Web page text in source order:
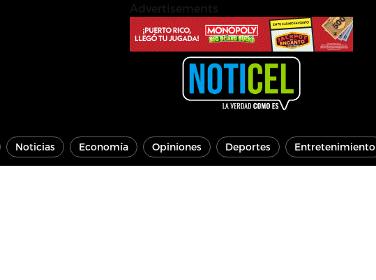
Noticias Economía Opiniones Deportes Entretenimiento